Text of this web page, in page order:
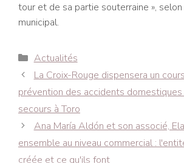
tour et de sa partie souterraine »,
municipal.
Catégories
Actualités
Navigation
des
La Croix-Rouge dispensera un
prévention des accidents
secours à Toro
Ana María Aldón et son associé,
ensemble au niveau commercial :
créée et ce qu'ils font